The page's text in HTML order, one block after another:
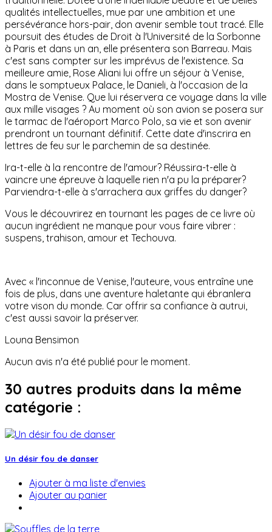
qualités intellectuelles, mue par une ambition et une
persévérance hors-pair, don avenir semble tout tracé. Elle
poursuit des études de Droit à l'Université de la Sorbonne
à Paris et dans un an, elle présentera son Barreau. Mais
c'est sans compter sur les imprévus de l'existence. Sa
meilleure amie, Rose Aliani lui offre un séjour à Venise,
dans le somptueux Palace, le Danieli, à l'occasion de la
Mostra de Venise. Que lui réservera ce voyage dans la ville
aux mille visages ? Au moment où son avion se posera sur
le tarmac de l'aéroport Marco Polo, sa vie et son avenir
prendront un tournant définitif. Cette date d'inscrira en
lettres de feu sur le parchemin de sa destinée.
Ira-t-elle à la rencontre de l'amour? Réussira-t-elle à
vaincre une épreuve à laquelle rien n'a pu la préparer?
Parviendra-t-elle à s'arrachera aux griffes du danger?
Vous le découvrirez en tournant les pages de ce livre où
aucun ingrédient ne manque pour vous faire vibrer :
suspens, trahison, amour et Techouva.
Avec « l'inconnue de Venise, l'auteure, vous entraîne une
fois de plus, dans une aventure haletante qui ébranlera
votre vison du monde. Car offrir sa confiance à autrui,
c'est aussi savoir la préserver.
Louna Bensimon
Aucun avis n'a été publié pour le moment.
30 autres produits dans la même
catégorie :
Un désir fou de danser
Ajouter à ma liste d'envies
Ajouter au panier